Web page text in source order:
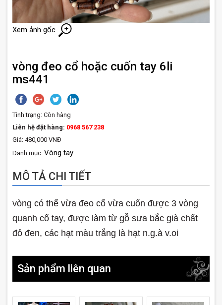
Xem ảnh gốc
vòng đeo cổ hoặc cuốn tay 6li
ms441
Tình trạng: Còn hàng
Liên hệ đặt hàng: 0968 567 238
Giá: 480,000 VNĐ
Danh mục: Vòng tay.
MÔ TẢ CHI TIẾT
vòng có thể vừa đeo cổ vừa cuốn được 3 vòng
quanh cổ tay, được làm từ gỗ sưa bắc già chất
đỏ đen, các hạt màu trắng là hạt n.g.à v.oi
Sản phẩm liên quan